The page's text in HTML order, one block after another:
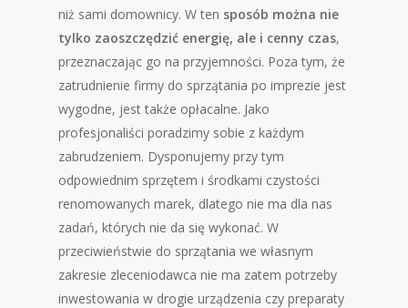
niż sami domownicy. W ten sposób można nie
tylko zaoszczędzić energię, ale i cenny czas,
przeznaczając go na przyjemności. Poza tym, że
zatrudnienie firmy do sprzątania po imprezie jest
wygodne, jest także opłacalne. Jako
profesjonaliści poradzimy sobie z każdym
zabrudzeniem. Dysponujemy przy tym
odpowiednim sprzętem i środkami czystości
renomowanych marek, dlatego nie ma dla nas
zadań, których nie da się wykonać. W
przeciwieństwie do sprzątania we własnym
zakresie zleceniodawca nie ma zatem potrzeby
inwestowania w drogie urządzenia czy preparaty